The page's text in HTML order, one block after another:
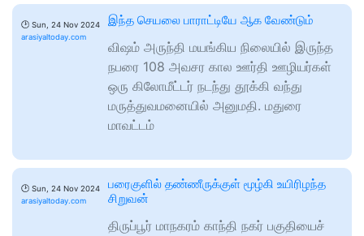
🕑 Sun, 24 Nov 2024
arasiyaltoday.com
இந்த செயலை பாராட்டியே ஆக வேண்டும்
விஷம் அருந்தி மயங்கிய நிலையில் இருந்த
நபரை 108 அவசர கால ஊர்தி ஊழியர்கள்
ஒரு கிலோமீட்டர் நடந்து தூக்கி வந்து
மருத்துவமனையில் அனுமதி. மதுரை
மாவட்டம்
🕑 Sun, 24 Nov 2024
arasiyaltoday.com
பரைகுளில் தண்ணீருக்குள் மூழ்கி உயிரிழந்த
சிறுவன்
திருப்பூர் மாநகரம் காந்தி நகர் பகுதியைச்